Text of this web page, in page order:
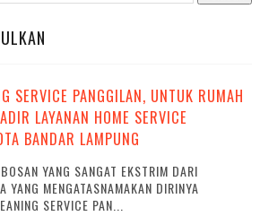
SERVICE PANGGILAN, UNTUK RUMAH
LAYANAN HOME SERVICE
BANDAR LAMPUNG
YANG SANGAT EKSTRIM DARI
YANG MENGATASNAMAKAN DIRINYA
SERVICE PAN...